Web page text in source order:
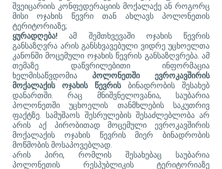
შვეიცარიის კონფედერაციის მოქალაქე ან როგორც
მისი ოჯახის წევრი თან ახლავს პოლონეთის
ტერიტორიაზე;
ყურადღება!ამ შემთხვევაში ოჯახის წევრის
განსაზღვრა არის განსხვავებული ვიდრე უცხოელთა
კანონში მოცემული ოჯახის წევრის განსაზღვრება. ამ
თემაზე დაწვრილებითი ინფორმაცია
ხელმისაწვდომია პოლონეთში ევროკავშირის
მოქალაქის ოჯახის წევრისბინადრობის შესახებ
დანართში. რაც მნიშვნელოვანია, საუბარია
პოლონეთში უცხოელის თანმხლების საკუთრივ
ფაქტზე. სამუშაოს შესრულების შესაძლებლობა არ
არის აქ პირობითად მოცემული ევროკავშირის
მოქალაქის ოჯახის წევრის მიერ ბინადრობის
მოწმობის მოსაპოვებლად.
არის პირი, რომლის შესახებაც საუბარია
პოლონეთის რესპუბლიკის ტერიტორიაზე